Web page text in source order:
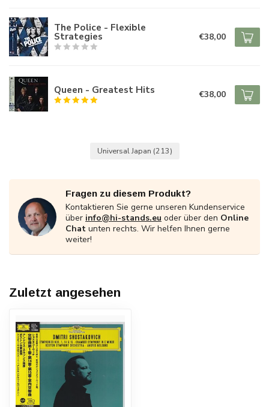
The Police - Flexible
Strategies €38,00
Queen - Greatest Hits €38,00
Universal Japan (213)
Fragen zu diesem Produkt?
Kontaktieren Sie gerne unseren Kundenservice
über info@hi-stands.eu oder über den Online
Chat unten rechts. Wir helfen Ihnen gerne
weiter!
Zuletzt angesehen